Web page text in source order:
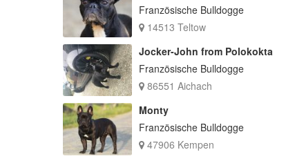
Französische Bulldogge
14513 Teltow
Jocker-John from Polokokta
Französische Bulldogge
86551 Aichach
Monty
Französische Bulldogge
47906 Kempen